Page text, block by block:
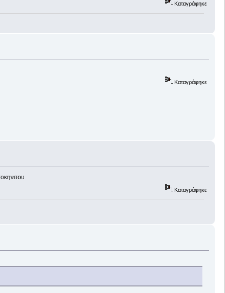
Καταγράφηκε
Καταγράφηκε
Καταγράφηκε